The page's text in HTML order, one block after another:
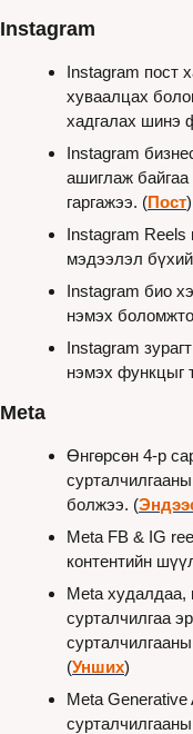
Instagram
Instagram пост
хуваалцах
хадгалах шинэ
Instagram
ашиглаж
гаргажээ. (Пост)
Instagram Reels
мэдээлэл
Instagram био
нэмэх
Instagram
нэмэх функцыг
Meta
Өнгөрсөн 4-р
болжээ. (
Meta FB & IG
контентийн
Meta
сурталчилгаа
(Унших)
Meta Generative